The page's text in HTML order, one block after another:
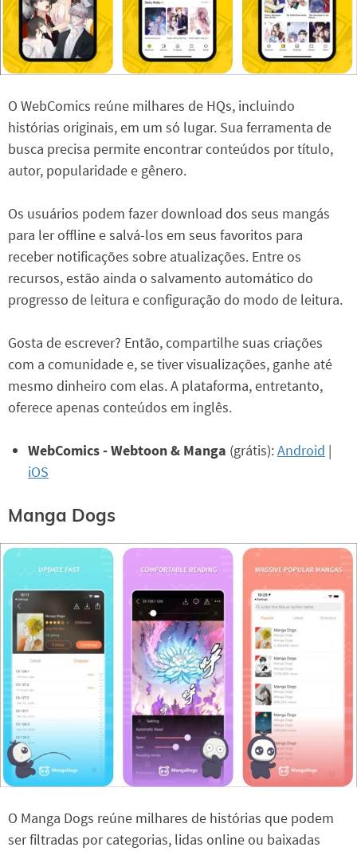
O WebComics reúne milhares de HQs, incluindo
histórias originais, em um só lugar. Sua ferramenta de
busca precisa permite encontrar conteúdos por título,
autor, popularidade e gênero.
Os usuários podem fazer download dos seus mangás
para ler offline e salvá-los em seus favoritos para
receber notificações sobre atualizações. Entre os
recursos, estão ainda o salvamento automático do
progresso de leitura e configuração do modo de leitura.
Gosta de escrever? Então, compartilhe suas criações
com a comunidade e, se tiver visualizações, ganhe até
mesmo dinheiro com elas. A plataforma, entretanto,
oferece apenas conteúdos em inglês.
WebComics - Webtoon & Manga (grátis):Android |
iOS
Manga Dogs
O Manga Dogs reúne milhares de histórias que podem
ser filtradas por categorias, lidas online ou baixadas